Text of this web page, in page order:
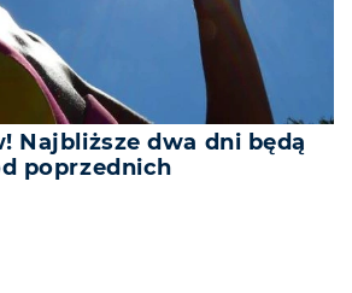
Najbliższe dwa dni będą
poprzednich